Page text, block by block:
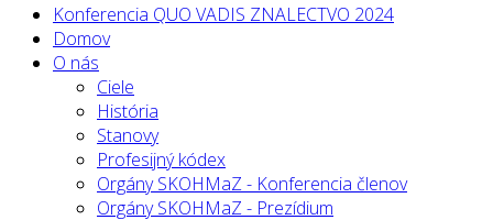
Konferencia QUO VADIS ZNALECTVO 2024
Domov
O nás
Ciele
História
Stanovy
Profesijný kódex
Orgány SKOHMaZ - Konferencia členov
Orgány SKOHMaZ - Prezídium